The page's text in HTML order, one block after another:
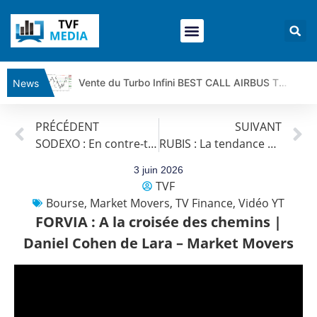
News
Vente du Turbo Infini BEST CALL AIRBUS TY80V à 3,45 € (+118 %)
Vente du Turbo infini BEST PUT COINBASE WO83V à 0,51 € (+46 %)
CAPGEMINI : Un signal haussier avant les résultats ? | Daniel Cohen de Lara – Market Movers
PRÉCÉDENT
SODEXO : En contre-tendance | Daniel Cohen de Lara – Market Movers
SUIVANT
RUBIS : La tendance de fond est clairement orientée à la hausse.
3 juin 2026
TVF
Bourse, Market Movers, TV Finance, Vidéo YT
FORVIA : A la croisée des chemins |
Daniel Cohen de Lara – Market Movers